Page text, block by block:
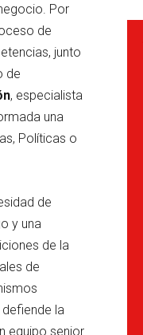
Por
de
junto
de
, especialista
una
Políticas o
de
y una
de la
de
defiende la
equipo senior